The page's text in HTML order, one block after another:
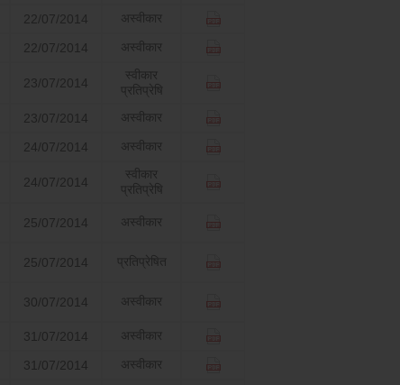
22/07/2014 अस्वीकार
22/07/2014 अस्वीकार
23/07/2014
स्वीकार
प्रतिप्रेषि
23/07/2014 अस्वीकार
24/07/2014 अस्वीकार
24/07/2014
स्वीकार
प्रतिप्रेषि
25/07/2014 अस्वीकार
25/07/2014 प्रतिप्रेषित
30/07/2014 अस्वीकार
31/07/2014 अस्वीकार
31/07/2014 अस्वीकार